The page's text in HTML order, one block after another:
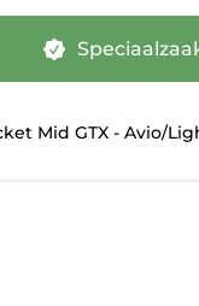
Mid GTX - Avio/